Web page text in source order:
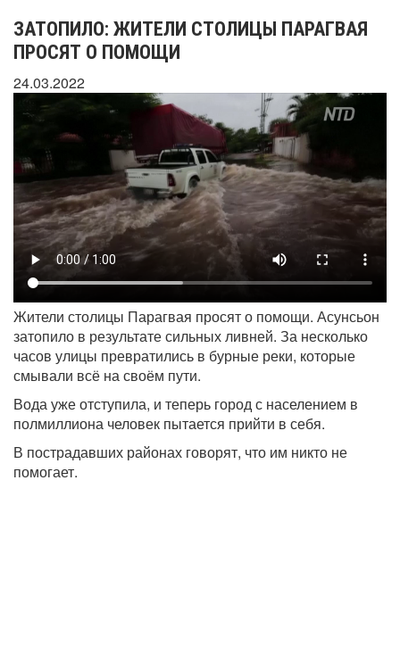
ЗАТОПИЛО: ЖИТЕЛИ СТОЛИЦЫ ПАРАГВАЯ
ПРОСЯТ О ПОМОЩИ
24.03.2022
Жители столицы Парагвая просят о помощи. Асунсьон
затопило в результате сильных ливней. За несколько
часов улицы превратились в бурные реки, которые
смывали всё на своём пути.
Вода уже отступила, и теперь город с населением в
полмиллиона человек пытается прийти в себя.
В пострадавших районах говорят, что им никто не
помогает.